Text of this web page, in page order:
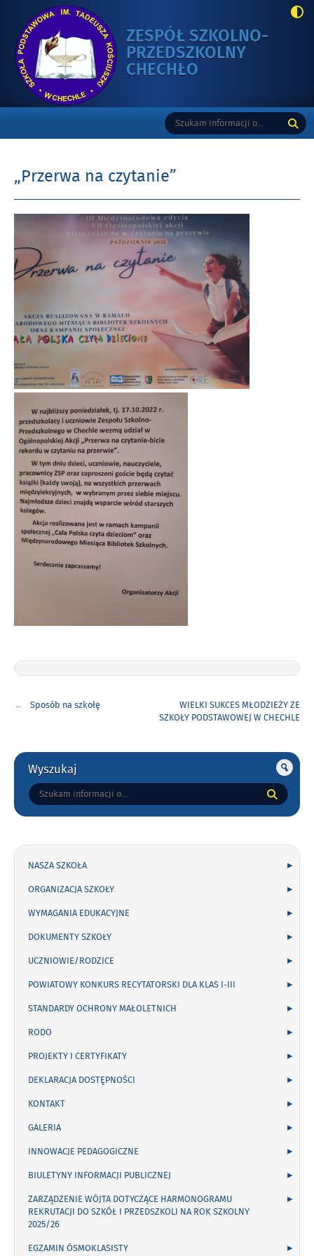
ZESPÓŁ SZKOLNO-
PRZEDSZKOLNY
CHECHŁO
NA
CZYTANIE”
Wyszukiwarka
Tutaj
wpisz
szukaną
„Przerwa na czytanie”
Opublikowano
dniu
wpisu
Sposób na szkołę
WIELKI SUKCES MŁODZIEŻY ZE
SZKOŁY PODSTAWOWEJ W CHECHLE
Gorne
Wyszukaj
Tutaj
wpisz
NASZA SZKOŁA
ORGANIZACJA SZKOŁY
WYMAGANIA EDUKACYJNE
DOKUMENTY SZKOŁY
UCZNIOWIE/RODZICE
POWIATOWY KONKURS RECYTATORSKI DLA KLAS I-III
STANDARDY OCHRONY MAŁOLETNICH
RODO
PROJEKTY I CERTYFIKATY
DEKLARACJA DOSTĘPNOŚCI
KONTAKT
GALERIA
INNOWACJE PEDAGOGICZNE
BIULETYNY INFORMACJI PUBLICZNEJ
ZARZĄDZENIE WÓJTA DOTYCZĄCE HARMONOGRAMU
REKRUTACJI DO SZKÓŁ I PRZEDSZKOLI NA ROK SZKOLNY
2025/26
EGZAMIN ÓSMOKLASISTY